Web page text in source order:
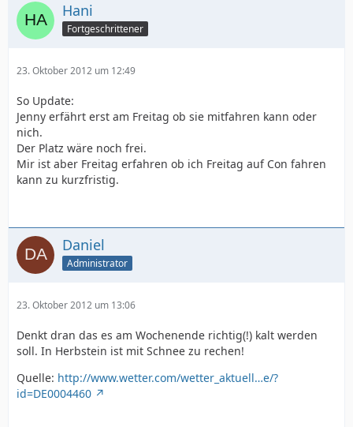
Hani
Fortgeschrittener
23. Oktober 2012 um 12:49
So Update:
Jenny erfährt erst am Freitag ob sie mitfahren kann oder
nich.
Der Platz wäre noch frei.
Mir ist aber Freitag erfahren ob ich Freitag auf Con fahren
kann zu kurzfristig.
Daniel
Administrator
23. Oktober 2012 um 13:06
Denkt dran das es am Wochenende richtig(!) kalt werden
soll. In Herbstein ist mit Schnee zu rechen!
Quelle: http://www.wetter.com/wetter_aktuell…e/?
id=DE0004460